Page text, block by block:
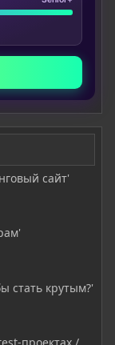
сайт'
стать крутым?'